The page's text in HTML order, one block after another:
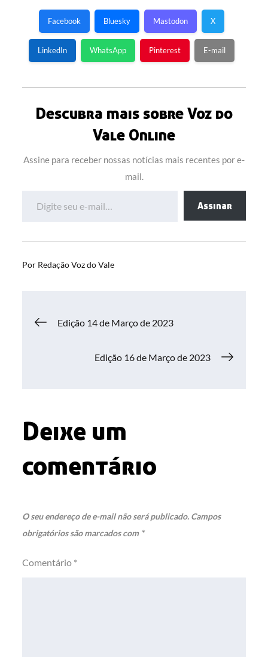
Facebook Bluesky Mastodon X
LinkedIn WhatsApp Pinterest E-mail
Descubra mais sobre Voz do
Vale Online
Assine para receber nossas notícias mais recentes por e-
mail.
Assinar
Por Redação Voz do Vale
Navegação
Edição 14 de Março de 2023
Edição 16 de Março de 2023
Deixe um
comentário
O seu endereço de e-mail não será publicado. Campos
obrigatórios são marcados com *
Comentário *